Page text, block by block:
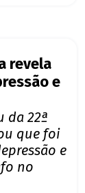
revela
e
da 22ª
que foi
e
no